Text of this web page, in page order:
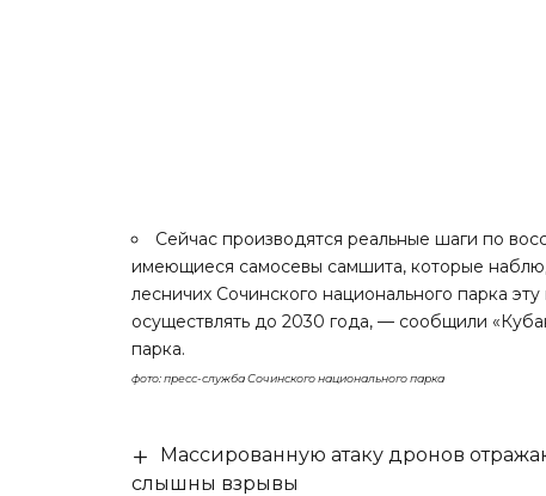
Сейчас производятся реальные шаги по
имеющиеся самосевы самшита, которые
лесничих Сочинского национального парка
осуществлять до 2030 года, — сообщили
парка.
фото: пресс-служба Сочинского национального парка
Массированную атаку дронов
слышны взрывы